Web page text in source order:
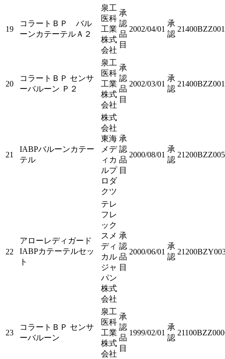
19
コラートＢＰ バル
ーンカテーテルＡ２
泉工
医科
工業
株式
会社
承
認
品
目
2002/04/01
承
認
20
コラートＢＰ センサ
ーバルーン Ｐ２
泉工
医科
工業
株式
会社
承
認
品
目
2002/03/01
承
認
21
IABPバルーンカテー
テル
株式
会社
東海
メデ
ィカ
ルプ
ロダ
クツ
承
認
品
目
2000/08/01
承
認
22
アローレディガード
IABPカテーテルセッ
ト
テレ
フレ
ック
スメ
ディ
カル
ジャ
パン
株式
会社
承
認
品
目
2000/06/01
承
認
23
コラートＢＰ センサ
ーバルーン
泉工
医科
工業
株式
会社
承
認
品
目
1999/02/01
承
認